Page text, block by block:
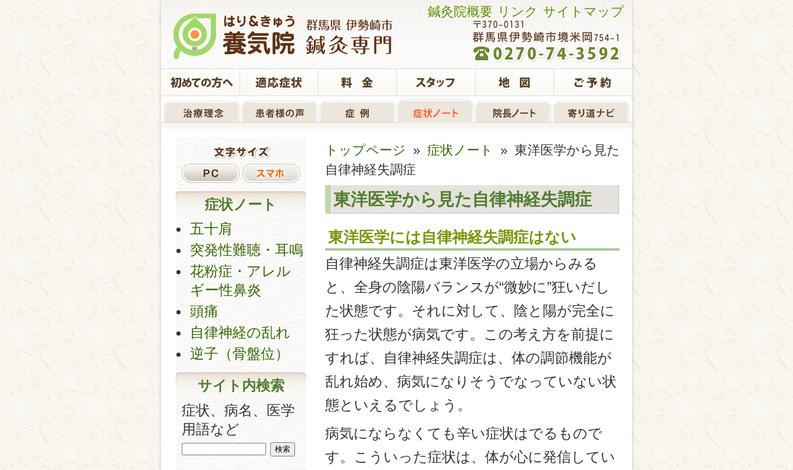
鍼灸院概要 リンク サイトマップ
トップページ » 症状ノート
» 東洋医学から見た
自律神経失調症
東洋医学から見た自律神経失調症
東洋医学には自律神経失調症はない
自律神経失調症は東洋医学の立場からみる
と、全身の陰陽バランスが“微妙に”狂いだし
た状態です。それに対して、陰と陽が完全に
狂った状態が病気です。この考え方を前提に
すれば、自律神経失調症は、体の調節機能が
乱れ始め、病気になりそうでなっていない状
態といえるでしょう。
病気にならなくても辛い症状はでるもので
す。こういった症状は、体が心に発信してい
症状ノート
五十肩
突発性難聴・耳鳴
花粉症・アレル
ギー性鼻炎
頭痛
自律神経の乱れ
逆子（骨盤位）
サイト内検索
症状、病名、医学
用語など